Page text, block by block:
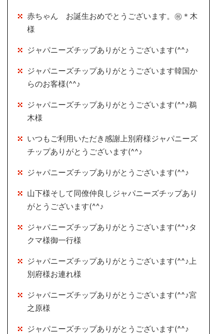
赤ちゃん お誕生おめでとうございます。㊗＊木
様
ジャパニーズチップありがとうございます(^^♪
ジャパニーズチップありがとうございます韓国か
らのお客様(^^♪
ジャパニーズチップありがとうございます(^^♪鵜
木様
いつもご利用いただき感謝上別府様ジャパニーズ
チップありがとうございます(^^♪
ジャパニーズチップありがとうございます(^^♪
山下様そして同僚仲良しジャパニーズチップあり
がとうございます(^^♪
ジャパニーズチップありがとうございます(^^♪タ
クマ様御一行様
ジャパニーズチップありがとうございます(^^♪上
別府様お連れ様
ジャパニーズチップありがとうございます(^^♪宮
之原様
ジャパニーズチップありがとうございます(^^♪